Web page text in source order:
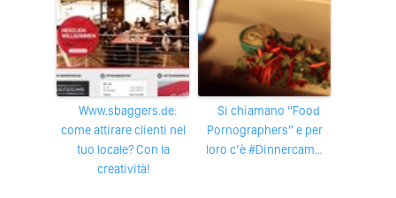
www.sbaggers.de:
come attirare clienti nel
tuo locale? Con la
creatività!
Si chiamano “Food
Pornographers” e per
loro c’è #Dinnercam…